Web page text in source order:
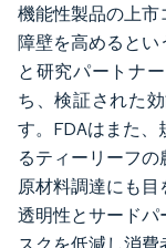
機能性製品の上市
障壁を高めると
と研究パートナ
ち、検証された
す。FDAはまた、
るティーリーフ
原材料調達にも
透明性とサードパ